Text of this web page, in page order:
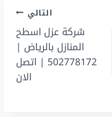
التالي
شركة عزل اسطح
المنازل بالرياض |
502778172 | اتصل
الان